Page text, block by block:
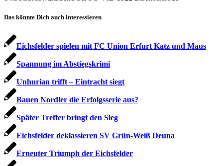
Das könnte Dich auch interessieren
Eichsfelder spielen mit FC Union Erfurt Katz und Maus
Spannung im Abstiegskrimi
Unhurian trifft – Eintracht siegt
Bauen Nordler die Erfolgsserie aus?
Später Treffer bringt den Sieg
Eichsfelder deklassieren SV Grün-Weiß Deuna
Erneuter Triumph der Eichsfelder